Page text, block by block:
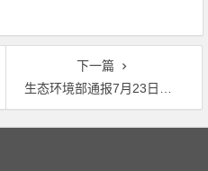
阅兵仪式 习近平发表重要讲话
并检阅受阅部队下一篇
生态环境部通报7月23日重点区域强化督查情况 强化督查|7.23发现涉气环境问题72个